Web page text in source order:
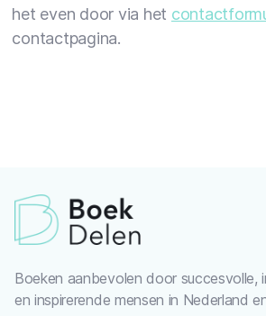
het even door via het
contactpagina.
Boeken aanbevolen door succesvolle,
en inspirerende mensen in Nederland